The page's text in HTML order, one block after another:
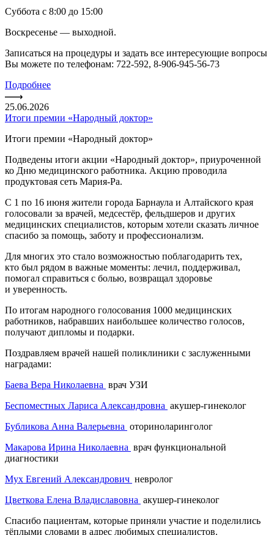
Суббота с 8:00 до 15:00
Воскресенье — выходной.
Записаться на процедуры и задать все интересующие вопросы
Вы можете по телефонам: 722-592, 8-906-945-56-73
Подробнее
25.06.2026
Итоги премии «Народный доктор»
Итоги премии «Народный доктор»
Подведены итоги акции «Народный доктор», приуроченной
ко Дню медицинского работника. Акцию проводила
продуктовая сеть Мария-Ра.
С 1 по 16 июня жители города Барнаула и Алтайского края
голосовали за врачей, медсестёр, фельдшеров и других
медицинских специалистов, которым хотели сказать личное
спасибо за помощь, заботу и профессионализм.
Для многих это стало возможностью поблагодарить тех,
кто был рядом в важные моменты: лечил, поддерживал,
помогал справиться с болью, возвращал здоровье
и уверенность.
По итогам народного голосования 1000 медицинских
работников, набравших наибольшее количество голосов,
получают дипломы и подарки.
Поздравляем врачей нашей поликлиники с заслуженными
наградами:
Баева Вера Николаевна врач УЗИ
Беспоместных Лариса Александровна акушер-гинеколог
Бубликова Анна Валерьевна оториноларинголог
Макарова Ирина Николаевна врач функциональной
диагностики
Мух Евгений Александрович невролог
Цветкова Елена Владиславовна акушер-гинеколог
Спасибо пациентам, которые приняли участие и поделились
тёплыми словами в адрес любимых специалистов.